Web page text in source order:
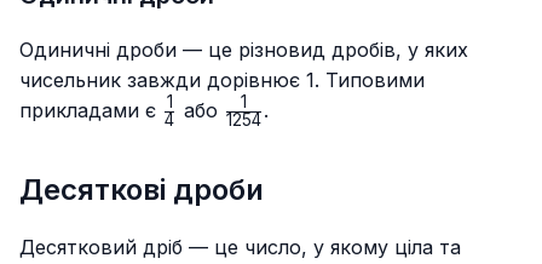
Одиничні дроби — це різновид дробів, у яких
чисельник завжди дорівнює 1. Типовими
прикладами є \frac{1}
4
1 або \frac{1}
1254
1 .
Десяткові дроби
Десятковий дріб — це число, у якому ціла та